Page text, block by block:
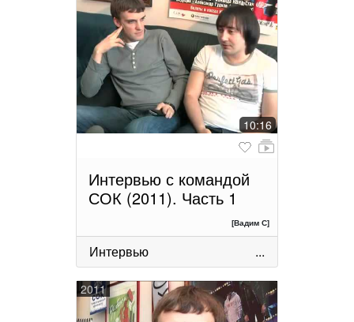
10:16
Интервью с командой
СОК (2011). Часть 1
[Вадим С]
Интервью ...
2011